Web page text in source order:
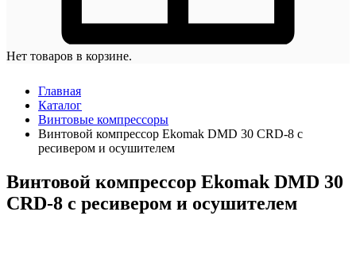
Нет товаров в корзине.
Главная
Каталог
Винтовые компрессоры
Винтовой компрессор Ekomak DMD 30 CRD-8 с
ресивером и осушителем
Винтовой компрессор Ekomak DMD 30
CRD-8 с ресивером и осушителем